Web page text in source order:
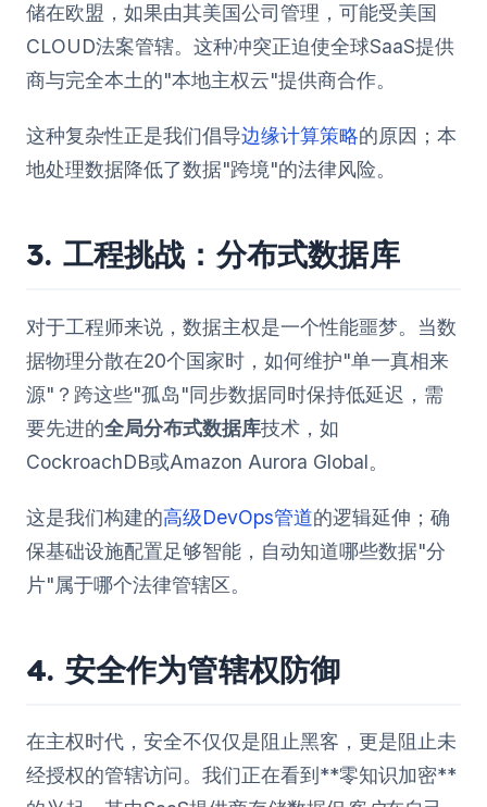
储在欧盟，如果由其美国公司管理，可能受美国
CLOUD法案管辖。这种冲突正迫使全球SaaS提供
商与完全本土的"本地主权云"提供商合作。
这种复杂性正是我们倡导边缘计算策略的原因；本
地处理数据降低了数据"跨境"的法律风险。
3. 工程挑战：分布式数据库
对于工程师来说，数据主权是一个性能噩梦。当数
据物理分散在20个国家时，如何维护"单一真相来
源"？跨这些"孤岛"同步数据同时保持低延迟，需
要先进的全局分布式数据库技术，如
CockroachDB或Amazon Aurora Global。
这是我们构建的高级DevOps管道的逻辑延伸；确
保基础设施配置足够智能，自动知道哪些数据"分
片"属于哪个法律管辖区。
4. 安全作为管辖权防御
在主权时代，安全不仅仅是阻止黑客，更是阻止未
经授权的管辖访问。我们正在看到**零知识加密**